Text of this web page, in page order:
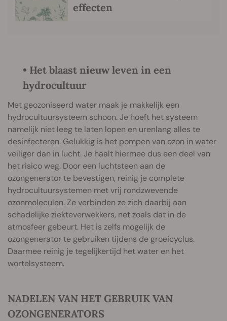
effecten
• Het blaast nieuw leven in een
hydrocultuur
Met geozoniseerd water maak je makkelijk een
hydrocultuursysteem schoon. Je hoeft het systeem
namelijk niet leeg te laten lopen en urenlang alles te
desinfecteren. Gelukkig is het pompen van ozon in water
veiliger dan in lucht. Je haalt hiermee dus een deel van
het risico weg. Door een luchtsteen aan de
ozongenerator te bevestigen, reinig je complete
hydrocultuursystemen met vrij rondzwevende
ozonmoleculen. Ze verbinden ze zich daarbij aan
schadelijke ziekteverwekkers, net zoals dat in de
atmosfeer gebeurt. Het is zelfs mogelijk de
ozongenerator te gebruiken tijdens de groeicyclus.
Daarmee reinig je tegelijkertijd het water en het
wortelsysteem.
NADELEN VAN HET GEBRUIK VAN
OZONGENERATORS